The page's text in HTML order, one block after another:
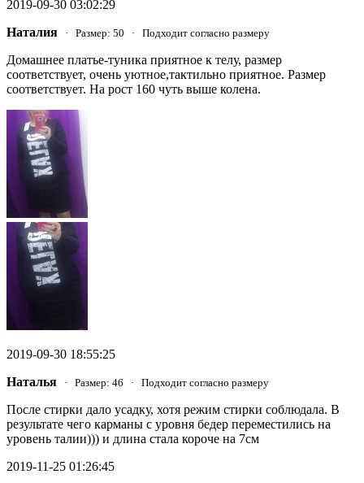
2019-09-30 03:02:29
Наталия · Размер: 50 · Подходит согласно размеру
Домашнее платье-туника приятное к телу, размер
соответствует, очень уютное,тактильно приятное. Размер
соответствует. На рост 160 чуть выше колена.
2019-09-30 18:55:25
Наталья · Размер: 46 · Подходит согласно размеру
После стирки дало усадку, хотя режим стирки соблюдала. В
результате чего карманы с уровня бедер переместились на
уровень талии))) и длина стала короче на 7см
2019-11-25 01:26:45